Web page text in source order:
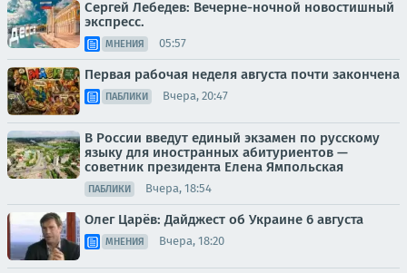
Сергей Лебедев: Вечерне-ночной новостишный
экспресс.
МНЕНИЯ 05:57
Первая рабочая неделя августа почти закончена
ПАБЛИКИ Вчера, 20:47
В России введут единый экзамен по русскому
языку для иностранных абитуриентов —
советник президента Елена Ямпольская
ПАБЛИКИ Вчера, 18:54
Олег Царёв: Дайджест об Украине 6 августа
МНЕНИЯ Вчера, 18:20